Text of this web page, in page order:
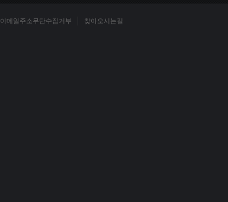
이메일주소무단수집거부 찾아오시는길